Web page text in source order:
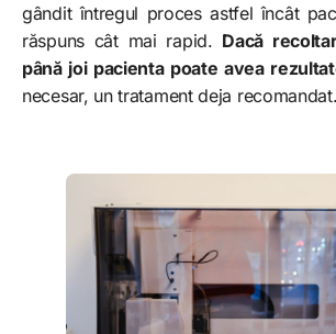
gândit întregul proces astfel încât
răspuns cât mai rapid. Dacă
până joi pacienta poate avea
necesar, un tratament deja recomandat.